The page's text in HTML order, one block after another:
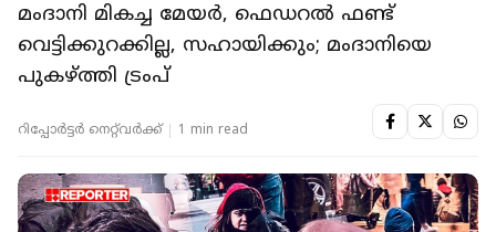
മംദാനി മികച്ച മേയര്‍, ഫെഡറല്‍ ഫണ്ട്
വെട്ടിക്കുറക്കില്ല, സഹായിക്കും; മംദാനിയെ
പുകഴ്ത്തി ട്രംപ്
റിപ്പോർട്ടർ നെറ്റ്‌വര്‍ക്ക്‌ 1 min read